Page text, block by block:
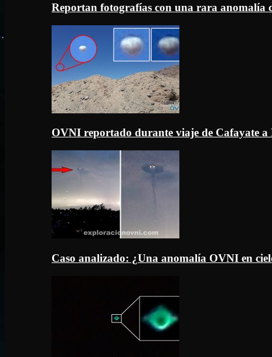
Reportan fotografías con una rara anomalía
OVNI reportado durante viaje de Cafayate
Caso analizado: ¿Una anomalía OVNI en